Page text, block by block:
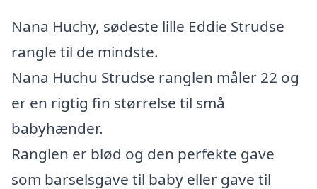
Nana Huchy, sødeste lille Eddie Strudse
rangle til de mindste.
Nana Huchu Strudse ranglen måler 22 og
er en rigtig fin størrelse til små
babyhænder.
Ranglen er blød og den perfekte gave
som barselsgave til baby eller gave til